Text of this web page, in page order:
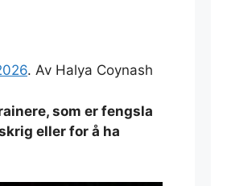
. Av Halya Coynash
som er fengsla
eller for å ha